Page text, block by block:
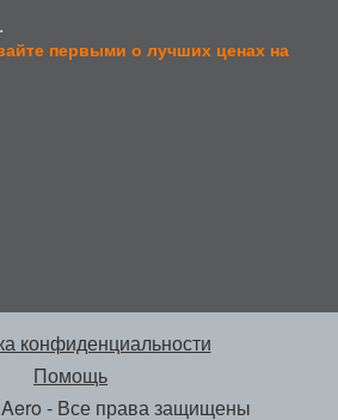
.
первыми о лучших ценах на
конфиденциальности
Помощь
- Все права защищены
COOKIE
сайт, вы даете согласие на обработку
данных (сведения о местоположении;
Браузера; тип устройства и разрешение
пришел на сайт пользователь; с какого сайта
ретаргетинга и проведения
сайт.Политика конфиденциальности
ОК